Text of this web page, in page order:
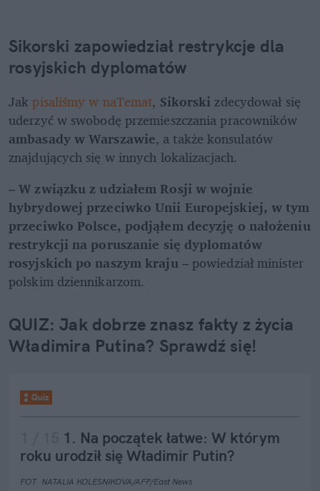
Sikorski zapowiedział restrykcje dla
rosyjskich dyplomatów
Jak pisaliśmy w naTemat, Sikorski zdecydował się
ambasady w Warszawie, a także konsulatów
znajdujących się w innych lokalizacjach.
– W związku z udziałem Rosji w wojnie
hybrydowej przeciwko Unii Europejskiej, w tym
przeciwko Polsce, podjąłem decyzję o nałożeniu
restrykcji na poruszanie się dyplomatów
rosyjskich po naszym kraju – powiedział minister
polskim dziennikarzom.
QUIZ: Jak dobrze znasz fakty z życia
Władimira Putina? Sprawdź się!
Quiz
1. Na początek łatwe: W którym
roku urodził się Władimir Putin?
FOT. NATALIA KOLESNIKOVA/AFP/East News